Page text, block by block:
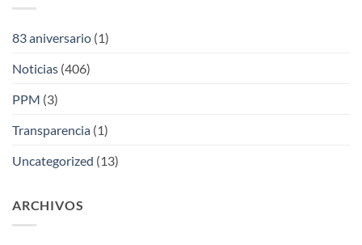
83 aniversario (1)
Noticias (406)
PPM (3)
Transparencia (1)
Uncategorized (13)
ARCHIVOS